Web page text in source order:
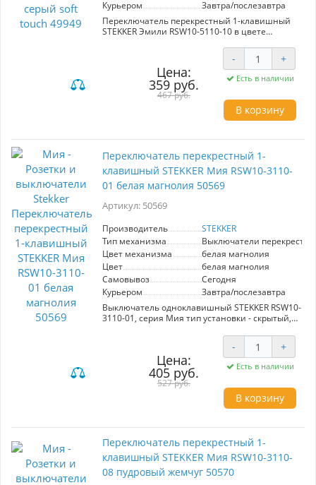
внешний вид. Переключатель STEKKER Эмили
— это отличное сочетание стиля, качества и
функциональности.
Курьером
Завтра/послезавтра
Переключатель перекрестный 1-клавишный
STEKKER Эмили RSW10-5110-10 в цвете
представляет собой отличное решение для
современных интерьеров. Уникальная серия
Эмили сочетает элегантность и
функциональность, благодаря чему изделия
идеально вписываются в любой дизайн.
Высококачественные материалы, такие как
поликарбонат и оловяннофосфорная бронза,
надежность. Выключатель скрытого монтажа
номинальное напряжение до 250 В и ток до 10
А. Гальванизированный суппорт и внутренние
элементы из полиамида 6.6 гарантируют
устойчивость к воздействию высоких
температур — корпус не поддерживает
горение и воспламеняется при температуре
использовании, данный переключатель
станет стильным акцентом и надежным
элементом в вашем электрическом
оборудовании.
Цена:
359 руб.
467 руб.
- +
Есть в наличии
В корзину
Переключатель перекрестный 1-
клавишный STEKKER Мия RSW10-3110-
01 белая магнолия 50569
Артикул: 50569
Производитель
STEKKER
Тип механизма
Выключатели
Цвет механизма
белая магнолия
Цвет
белая магнолия
Самовывоз
Сегодня
Курьером
Завтра/послезавтра
Выключатель одноклавишный STEKKER RSW10-
3110-01, серия Мия тип установки - скрытый,
магнолия, материал изделия поликарбонат.
Номинальное напряжение 250 , номинальный
Цена:
405 руб.
527 руб.
- +
Есть в наличии
В корзину
Переключатель перекрестный 1-
клавишный STEKKER Мия RSW10-3110-
08 пудровый жемчуг 50570